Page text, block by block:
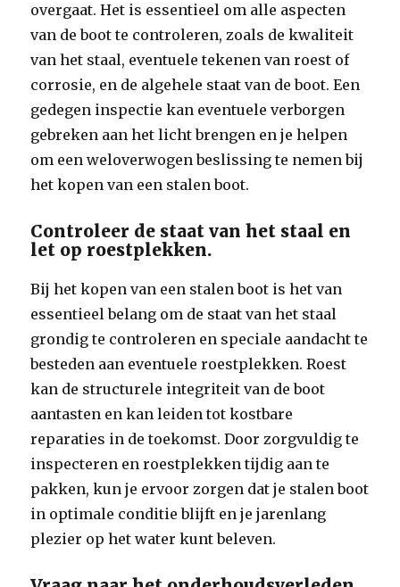
overgaat. Het is essentieel om alle aspecten
van de boot te controleren, zoals de kwaliteit
van het staal, eventuele tekenen van roest of
corrosie, en de algehele staat van de boot. Een
gedegen inspectie kan eventuele verborgen
gebreken aan het licht brengen en je helpen
om een weloverwogen beslissing te nemen bij
het kopen van een stalen boot.
Controleer de staat van het staal en
let op roestplekken.
Bij het kopen van een stalen boot is het van
essentieel belang om de staat van het staal
grondig te controleren en speciale aandacht te
besteden aan eventuele roestplekken. Roest
kan de structurele integriteit van de boot
aantasten en kan leiden tot kostbare
reparaties in de toekomst. Door zorgvuldig te
inspecteren en roestplekken tijdig aan te
pakken, kun je ervoor zorgen dat je stalen boot
in optimale conditie blijft en je jarenlang
plezier op het water kunt beleven.